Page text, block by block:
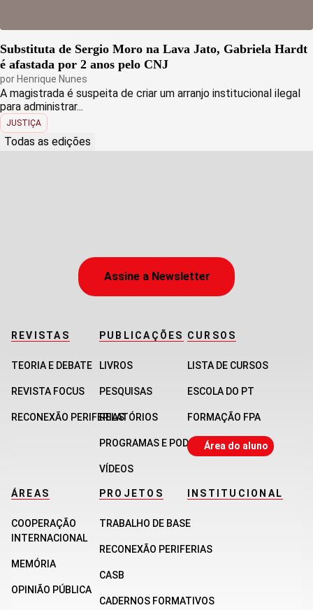
Substituta de Sergio Moro na Lava Jato, Gabriela Hardt
é afastada por 2 anos pelo CNJ
porHenrique Nunes
A magistrada é suspeita de criar um arranjo institucional ilegal
para administrar...
JUSTIÇA
Todas as edições
Assine a Newsletter
REVISTAS
TEORIA E DEBATE
REVISTA FOCUS
RECONEXÃO PERIFERIAS
PUBLICAÇÕES
LIVROS
PESQUISAS
RELATÓRIOS
PROGRAMAS E PODCASTS
VÍDEOS
CURSOS
LISTA DE CURSOS
ESCOLA DO PT
FORMAÇÃO FPA
Área do aluno
ÁREAS
COOPERAÇÃO
INTERNACIONAL
MEMÓRIA
OPINIÃO PÚBLICA
PROJETOS
TRABALHO DE BASE
RECONEXÃO PERIFERIAS
CASB
CADERNOS FORMATIVOS
INSTITUCIONAL